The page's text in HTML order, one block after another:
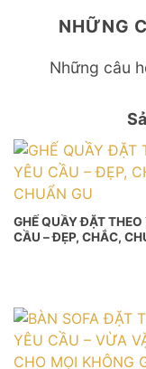
NHỮNG
Những câu
GHẾ QUẦY ĐẶT THEO
CẦU – ĐẸP, CHẮC,